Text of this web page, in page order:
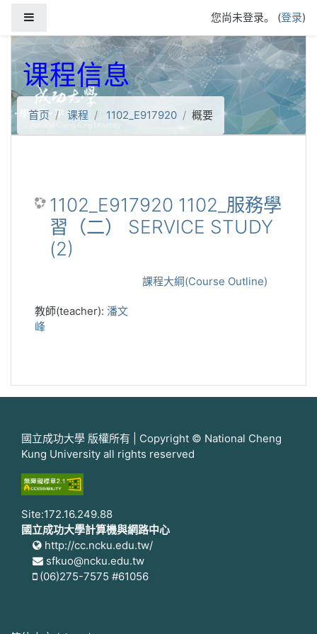
您尚未登录。 (登录)
课程信息
首页 课程 1102_E917920 概要
1102_E917920 1102_服務學
習（二） SERVICE STUDY
(2)
課程大綱(Course Outline)
教師(teacher): 潘文
峰
國立成功大學 版權所有 | Copyright © National Cheng
Kung University all rights reserved
Site:172.16.249.88
國立成功大學計算機與網路中心
http://cc.ncku.edu.tw/
sfkuo@ncku.edu.tw
(06)275-7575 #61056